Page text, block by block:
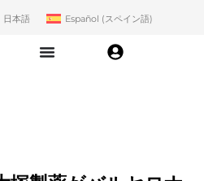
日本語 Español ( スペイン語)